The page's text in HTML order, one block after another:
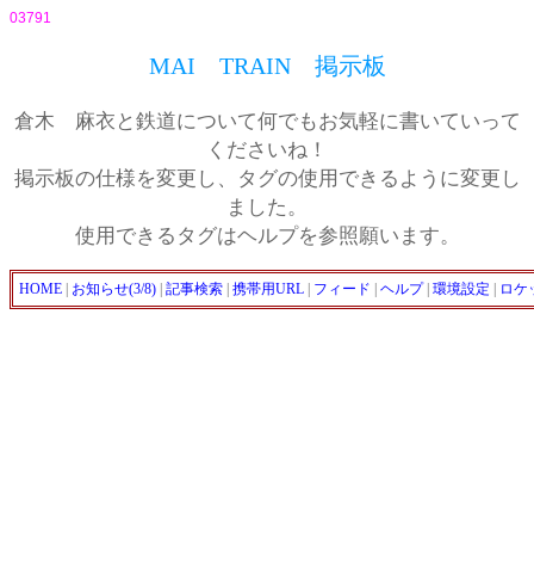
03791
MAI TRAIN 掲示板
倉木 麻衣と鉄道について何でもお気軽に書いていって
くださいね！
掲示板の仕様を変更し、タグの使用できるように変更し
ました。
使用できるタグはヘルプを参照願います。
HOME お知らせ(3/8) 記事検索 携帯用URL フィード ヘルプ| 環境設定 ロケ